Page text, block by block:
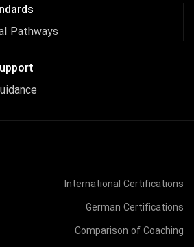
Pathways
International Certifications
German Certifications
Comparison of Coaching